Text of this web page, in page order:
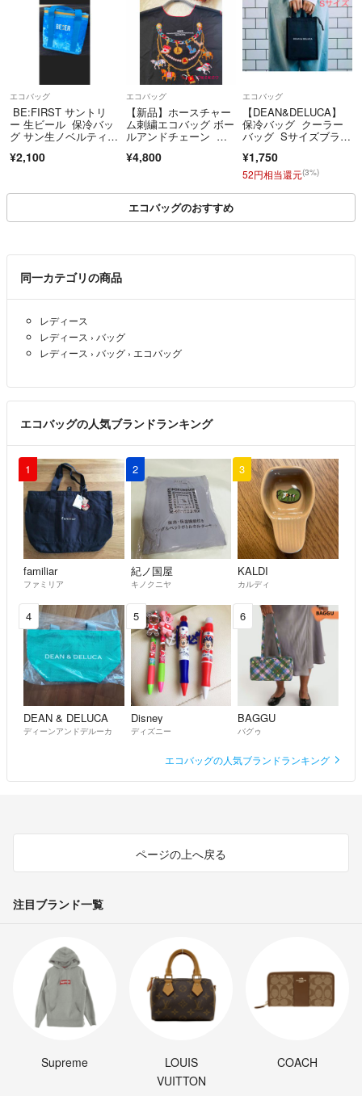
エコバッグ
BE:FIRST サントリ
ー 生ビール 保冷バッ
グ サン生ノベルティ50
¥2,100
エコバッグ
【新品】ホースチャー
ム刺繍エコバッグ ボー
ルアンドチェーン M
¥4,800
エコバッグ
【DEAN&DELUCA】
保冷バッグ クーラー
バッグ Sサイズブラッ
¥1,750
52円相当還元(3%)
エコバッグのおすすめ
同一カテゴリの商品
レディース
レディース › バッグ
レディース › バッグ › エコバッグ
エコバッグの人気ブランドランキング
1
familiar
ファミリア
2
紀ノ国屋
キノクニヤ
3
KALDI
カルディ
4
DEAN & DELUCA
ディーンアンドデルーカ
5
Disney
ディズニー
6
BAGGU
バグゥ
エコバッグの人気ブランドランキング
ページの上へ戻る
注目ブランド一覧
Supreme
LOUIS
VUITTON
COACH